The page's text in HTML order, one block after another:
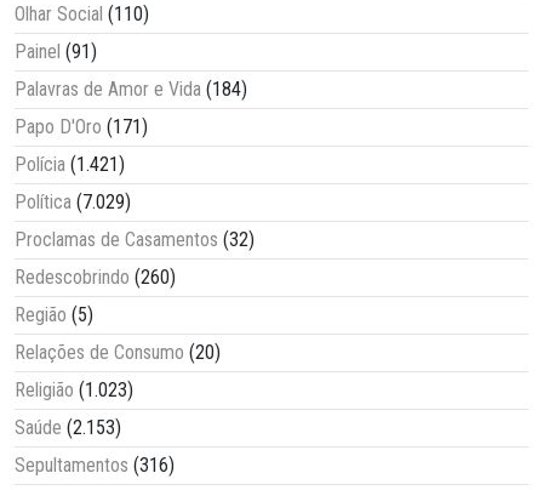
Olhar Social (110)
Painel (91)
Palavras de Amor e Vida (184)
Papo D'Oro (171)
Polícia (1.421)
Política (7.029)
Proclamas de Casamentos (32)
Redescobrindo (260)
Região (5)
Relações de Consumo (20)
Religião (1.023)
Saúde (2.153)
Sepultamentos (316)